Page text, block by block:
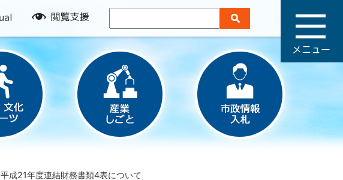
閲
援
平成21年度連結財務書類4表について